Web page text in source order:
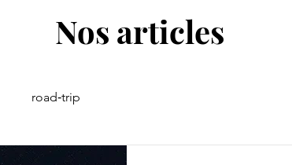
Nos articles
road‑trip